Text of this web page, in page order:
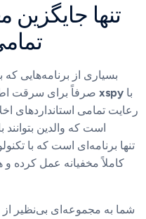
بسیاری از برنامه‌هایی
xspy
رعایت تمامی استانداردهای
است که والدین